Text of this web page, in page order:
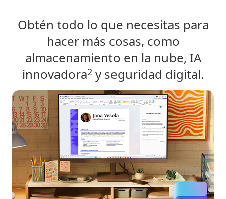
Obtén todo lo que necesitas para
hacer más cosas, como
almacenamiento en la nube, IA
innovadora2 y seguridad digital.